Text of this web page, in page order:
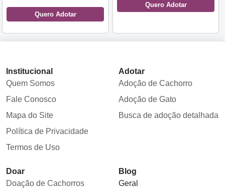
Quero Adotar
Quero Adotar
Institucional
Quem Somos
Fale Conosco
Mapa do Site
Política de Privacidade
Termos de Uso
Adotar
Adoção de Cachorro
Adoção de Gato
Busca de adoção detalhada
Doar
Doação de Cachorros
Blog
Geral